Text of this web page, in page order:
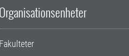
Organisationsenheter
Fakulteter